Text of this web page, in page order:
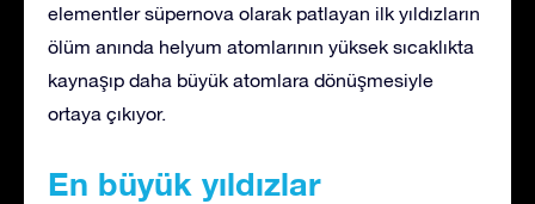
elementler süpernova olarak patlayan ilk yıldızların
ölüm anında helyum atomlarının yüksek sıcaklıkta
kaynaşıp daha büyük atomlara dönüşmesiyle
ortaya çıkıyor.
En büyük yıldızlar